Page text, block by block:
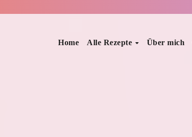
Home Alle Rezepte Über mich